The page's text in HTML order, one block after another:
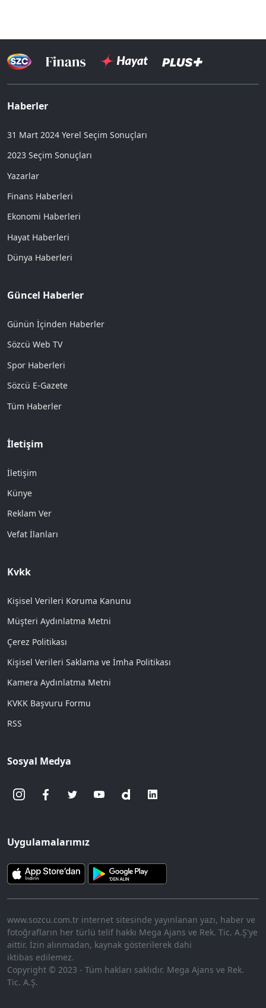
Haberler
31 Mart 2024 Yerel Seçim Sonuçları
2023 Seçim Sonuçları
Yazarlar
Finans Haberleri
Ekonomi Haberleri
Hayat Haberleri
Dünya Haberleri
Güncel Haberler
Günün İçinden Haberler
Sözcü Web TV
Spor Haberleri
Sözcü E-Gazete
Tüm Haberler
İletişim
İletişim
Künye
Reklam Ver
Vefat İlanları
Kvkk
Kişisel Verileri Koruma Kanunu
Müşteri Aydınlatma Metni
Çerez Politikası
Kişisel Verileri Saklama ve İmha Politikası
Kamera Aydınlatma Metni
KVKK Başvuru Formu
RSS
Sosyal Medya
Uygulamalarımız
www.sozcu.com.tr internet sitesinde yayınlanan yazı, haber ve
fotoğrafların her türlü telif hakkı Mega Ajans ve Rek. Tic. A.Ş'ye
aittir. İzin alınmadan, kaynak gösterilerek dahi
iktibas edilemez.
Copyright © 2023 - Tüm hakları saklıdır. Mega Ajans ve Rek.
Tic. A.Ş.